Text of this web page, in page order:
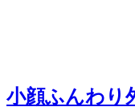
小顔ふんわり